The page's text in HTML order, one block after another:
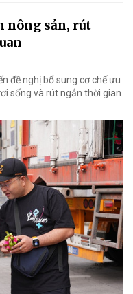
nông sản, rút
đề nghị bổ sung cơ chế ưu
sống và rút ngắn thời gian